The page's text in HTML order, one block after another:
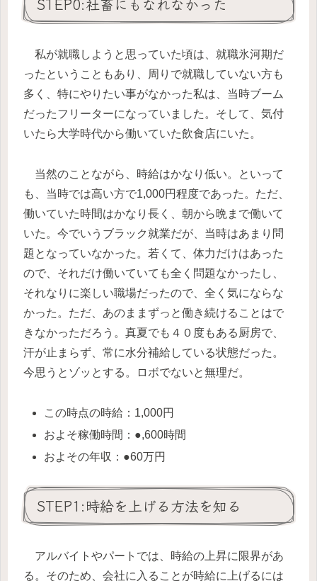
私が就職しようと思っていた頃は、就職氷河期だ
ったということもあり、周りで就職していない方も
多く、特にやりたい事がなかった私は、当時ブーム
だったフリーターになっていました。そして、気付
いたら大学時代から働いていた飲食店にいた。
当然のことながら、時給はかなり低い。といって
も、当時では高い方で1,000円程度であった。ただ、
働いていた時間はかなり長く、朝から晩まで働いて
いた。今でいうブラック就業だが、当時はあまり問
題となっていなかった。若くて、体力だけはあった
ので、それだけ働いていても全く問題なかったし、
それなりに楽しい職場だったので、全く気にならな
かった。ただ、あのままずっと働き続けることはで
きなかっただろう。真夏でも４０度もある厨房で、
汗が止まらず、常に水分補給している状態だった。
今思うとゾッとする。ロボでないと無理だ。
この時点の時給：1,000円
およそ稼働時間：●,600時間
およその年収：●60万円
STEP1:時給を上げる方法を知る
アルバイトやパートでは、時給の上昇に限界があ
る。そのため、会社に入ることが時給に上げるには